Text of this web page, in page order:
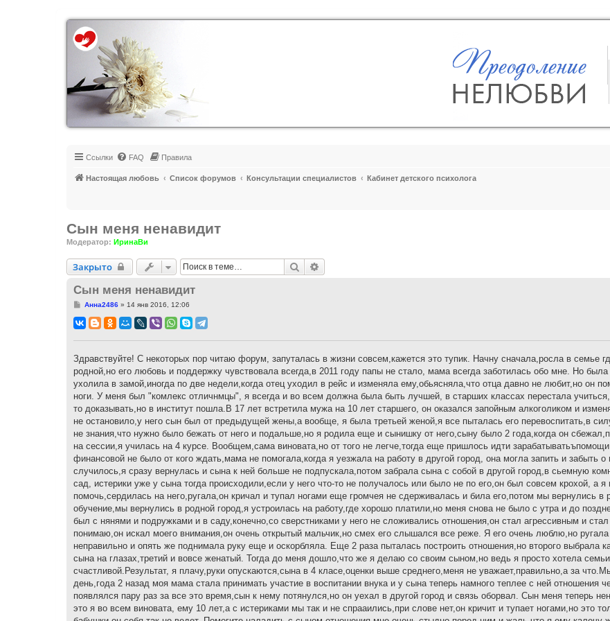
Регистрация
Ссылки FAQ Правила
Настоящая любовь Список форумов Консультации специалистов Кабинет детского психолога
Сын меня ненавидит
Модератор: ИринаВи
Закрыто
Закрыто Поиск
Сын меня ненавидит
С
о
б
и
е
Анна2486» 14 янв 2016, 12:06
Здравствуйте! С некоторых пор читаю форум, запуталась в жизни совсем,кажется это тупик. Начну сначала,росла в семье
родной,но его любовь и поддержку чувствовала всегда,в 2011 году папы не стало, мама всегда заботилась обо мне. Но
ухолила в замой,иногда по две недели,когда отец уходил в рейс и изменяла ему,обьясняла,что отца давно не любит,но он
ноги. У меня был "комлекс отличнмцы", я всегда и во всем должна была быть лучшей, в старших классах перестала
то доказывать,но в институт пошла.В 17 лет встретила мужа на 10 лет старшего, он оказался запойным алкоголиком и
не остановило,у него сын был от предыдущей жены,а вообще, я была третьей женой,я все пыталась его перевоспитать,в
не знания,что нужно было бежать от него и подальше,но я родила еще и сынишку от него,сыну было 2 года,когда он
на сессии,я училась на 4 курсе. Вообщем,сама виновата,но от того не легче,тогда еще пришлось идти
финансовой не было от кого ждать,мама не помогала,когда я уезжала на работу в другой город, она могла запить и забыть о
случилось,я сразу вернулась и сына к ней больше не подпускала,потом забрала сына с собой в другой город,в сьемную
сад, истерики уже у сына тогда происходили,если у него что-то не получалось или было не по его,он был совсем крохой, а я
помочь,сердилась на него,ругала,он кричал и тупал ногами еще громчея не сдерживалась и била его,потом мы вернулись в
обучение,мы вернулись в родной город,я устроилась на работу,где хорошо платили,но меня снова не было с утра и до
был с нянями и подружками и в саду,конечно,со сверстниками у него не сложивались отношения,он стал агрессивным и
понимаю,он искал моего внимания,он очень открытый мальчик,но смех его слышался все реже. Я его очень люблю,но
неправильно и опять же поднимала руку еще и оскорбляла. Еще 2 раза пыталась построить отношения,но второго выбрала
сына на глазах,третий и вовсе женатый. Тогда до меня дошло,что же я делаю со своим сыном,но ведь я просто хотела
счастливой.Результат, я плачу,руки опускаются,сына в 4 класе,оценки выше среднего,меня не уважает,правильно,а за
день,года 2 назад моя мама стала принимать участие в воспитании внука и у сына теперь намного теплее с ней отношения
появлялся пару раз за все это время,сын к нему потянулся,но он уехал в другой город и связь оборвал. Сын меня теперь
это я во всем виновата, ему 10 лет,а с истериками мы так и не спрааились,при слове нет,он кричит и тупает ногами,но это